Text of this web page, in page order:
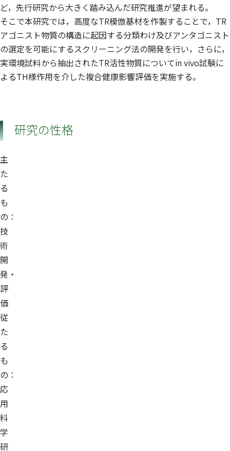
ど，先行研究から大きく踏み込んだ研究推進が望まれる。
そこで本研究では，高度なTR模倣基材を作製することで，TR
アゴニスト物質の構造に起因する分類わけ及びアンタゴニスト
の選定を可能にするスクリーニング法の開発を行い，さらに，
実環境試料から抽出されたTR活性物質についてin vivo試験に
よるTH様作用を介した複合健康影響評価を実施する。
研究の性格
主
た
る
も
の：
技
術
開
発・
評
価
従
た
る
も
の：
応
用
科
学
研